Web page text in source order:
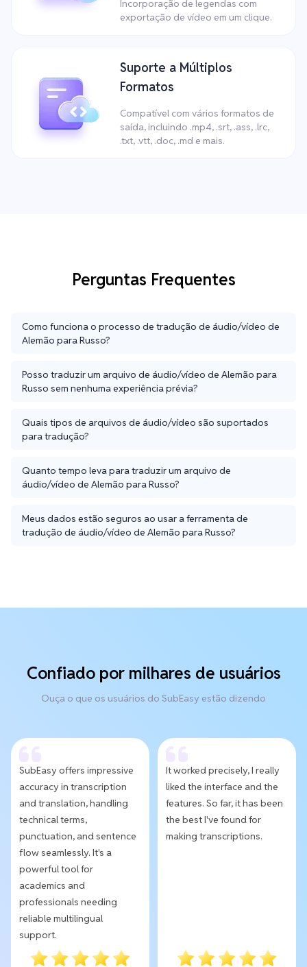
Incorporação de legendas com
exportação de vídeo em um clique.
Suporte a Múltiplos
Formatos
Compatível com vários formatos de
saída, incluindo .mp4, .srt, .ass, .lrc,
.txt, .vtt, .doc, .md e mais.
Perguntas Frequentes
Como funciona o processo de tradução de áudio/vídeo de
Alemão para Russo?
Posso traduzir um arquivo de áudio/vídeo de Alemão para
Russo sem nenhuma experiência prévia?
Quais tipos de arquivos de áudio/vídeo são suportados
para tradução?
Quanto tempo leva para traduzir um arquivo de
áudio/vídeo de Alemão para Russo?
Meus dados estão seguros ao usar a ferramenta de
tradução de áudio/vídeo de Alemão para Russo?
Confiado por milhares de usuários
Ouça o que os usuários do SubEasy estão dizendo
SubEasy offers impressive
accuracy in transcription
and translation, handling
technical terms,
punctuation, and sentence
flow seamlessly. It's a
powerful tool for
academics and
professionals needing
reliable multilingual
support.
It worked precisely, I really
liked the interface and the
features. So far, it has been
the best I've found for
making transcriptions.